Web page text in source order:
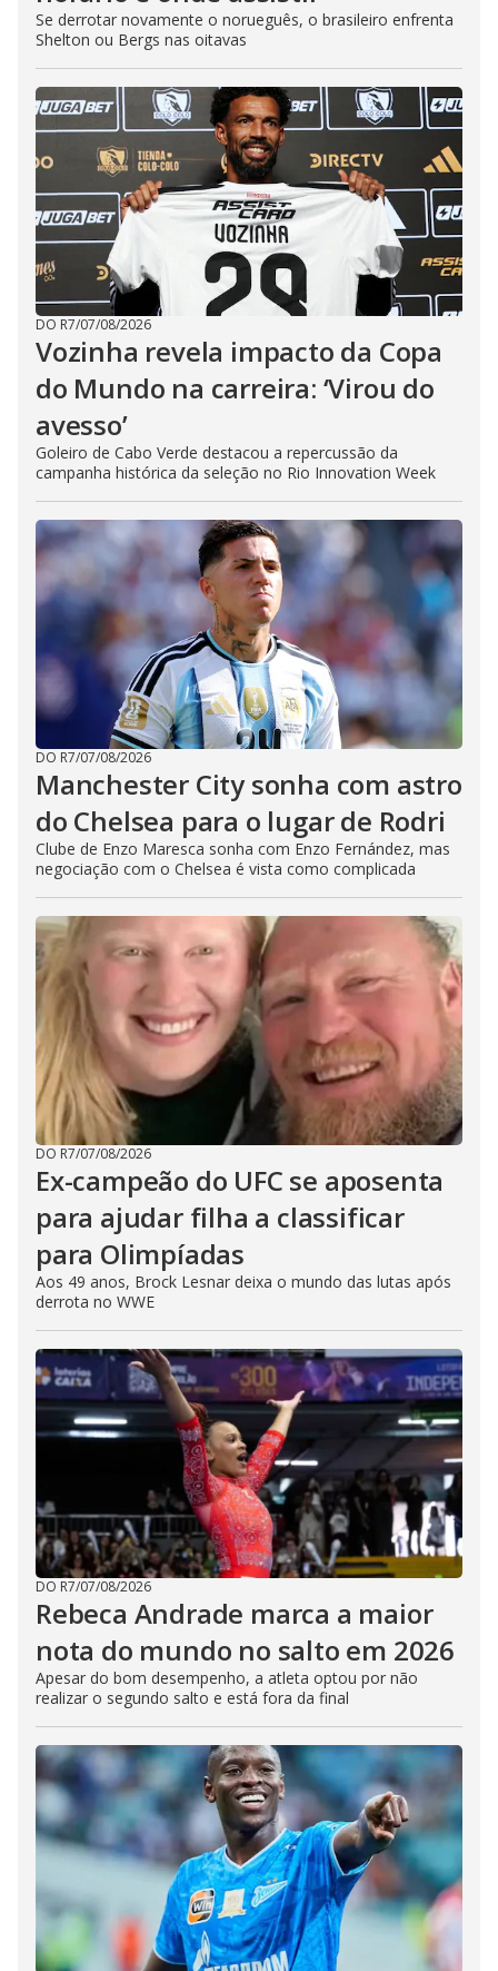
Se derrotar novamente o norueguês, o brasileiro enfrenta
Shelton ou Bergs nas oitavas
DO R7/07/08/2026
Vozinha revela impacto da Copa
do Mundo na carreira: ‘Virou do
avesso’
Goleiro de Cabo Verde destacou a repercussão da
campanha histórica da seleção no Rio Innovation Week
DO R7/07/08/2026
Manchester City sonha com astro
do Chelsea para o lugar de Rodri
Clube de Enzo Maresca sonha com Enzo Fernández, mas
negociação com o Chelsea é vista como complicada
DO R7/07/08/2026
Ex-campeão do UFC se aposenta
para ajudar filha a classificar
para Olimpíadas
Aos 49 anos, Brock Lesnar deixa o mundo das lutas após
derrota no WWE
DO R7/07/08/2026
Rebeca Andrade marca a maior
nota do mundo no salto em 2026
Apesar do bom desempenho, a atleta optou por não
realizar o segundo salto e está fora da final